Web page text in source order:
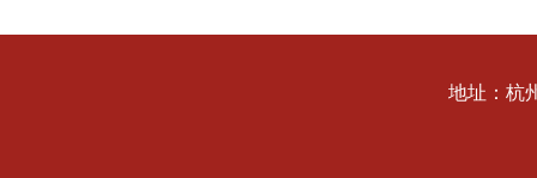
地址：杭